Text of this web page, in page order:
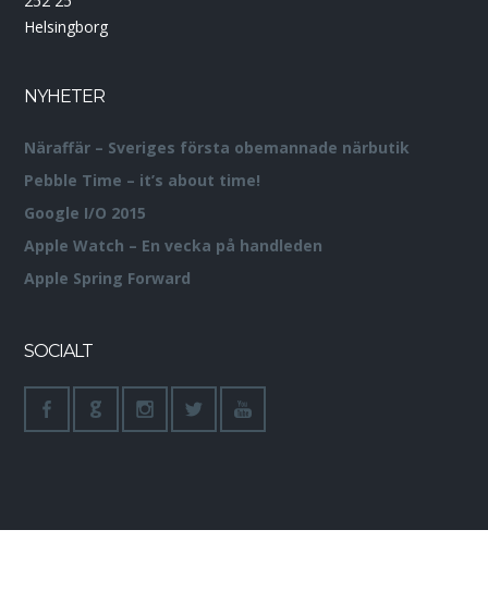
Helsingborg
NYHETER
Näraffär – Sveriges första obemannade närbutik
Pebble Time – it’s about time!
Google I/O 2015
Apple Watch – En vecka på handleden
Apple Spring Forward
SOCIALT